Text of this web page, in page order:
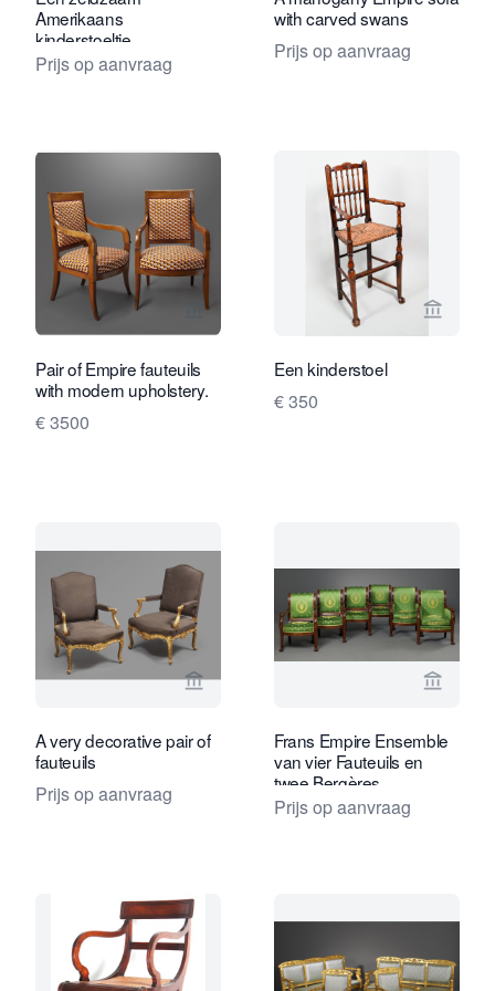
Amerikaans
kinderstoeltje
Prijs op aanvraag
with carved swans
Prijs op aanvraag
Bekijk verkoperspagina van
Pair of Empire fauteuils
with modern upholstery.
€ 3500
Bekijk
Een kinderstoel
€ 350
Bekijk verkoperspagina van
A very decorative pair of
fauteuils
Prijs op aanvraag
Bekijk
Frans Empire Ensemble
van vier Fauteuils en
twee Bergères,
toegeschreven aan
F.H.G. Jacob-Desmalter
Prijs op aanvraag